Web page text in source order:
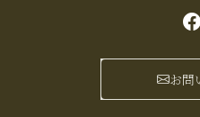
お問